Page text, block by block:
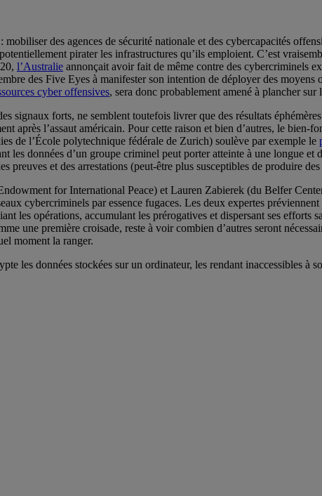
des agences de sécurité nationale et des cybercapacités
pirater les infrastructures qu’ils emploient. C’est
l’Australie annonçait avoir fait de même contre des cybercriminels
des Five Eyes à manifester son intention de déployer des
cyber offensives, sera donc probablement amené à plancher sur
signaux forts, ne semblent toutefois livrer que des résultats
après l’assaut américain. Pour cette raison et bien d’autres, le bien-
de l’École polytechnique fédérale de Zurich) soulève par exemple le
les données d’un groupe criminel peut porter atteinte à une longue
preuves et des arrestations (peut-être plus susceptibles de produire
for International Peace) et Lauren Zabierek (du Belfer
cybercriminels par essence fugaces. Les deux expertes
les opérations, accumulant les prérogatives et dispersant ses
une première croisade, reste à voir combien d’autres seront
moment la ranger.
les données stockées sur un ordinateur, les rendant inaccessibles à